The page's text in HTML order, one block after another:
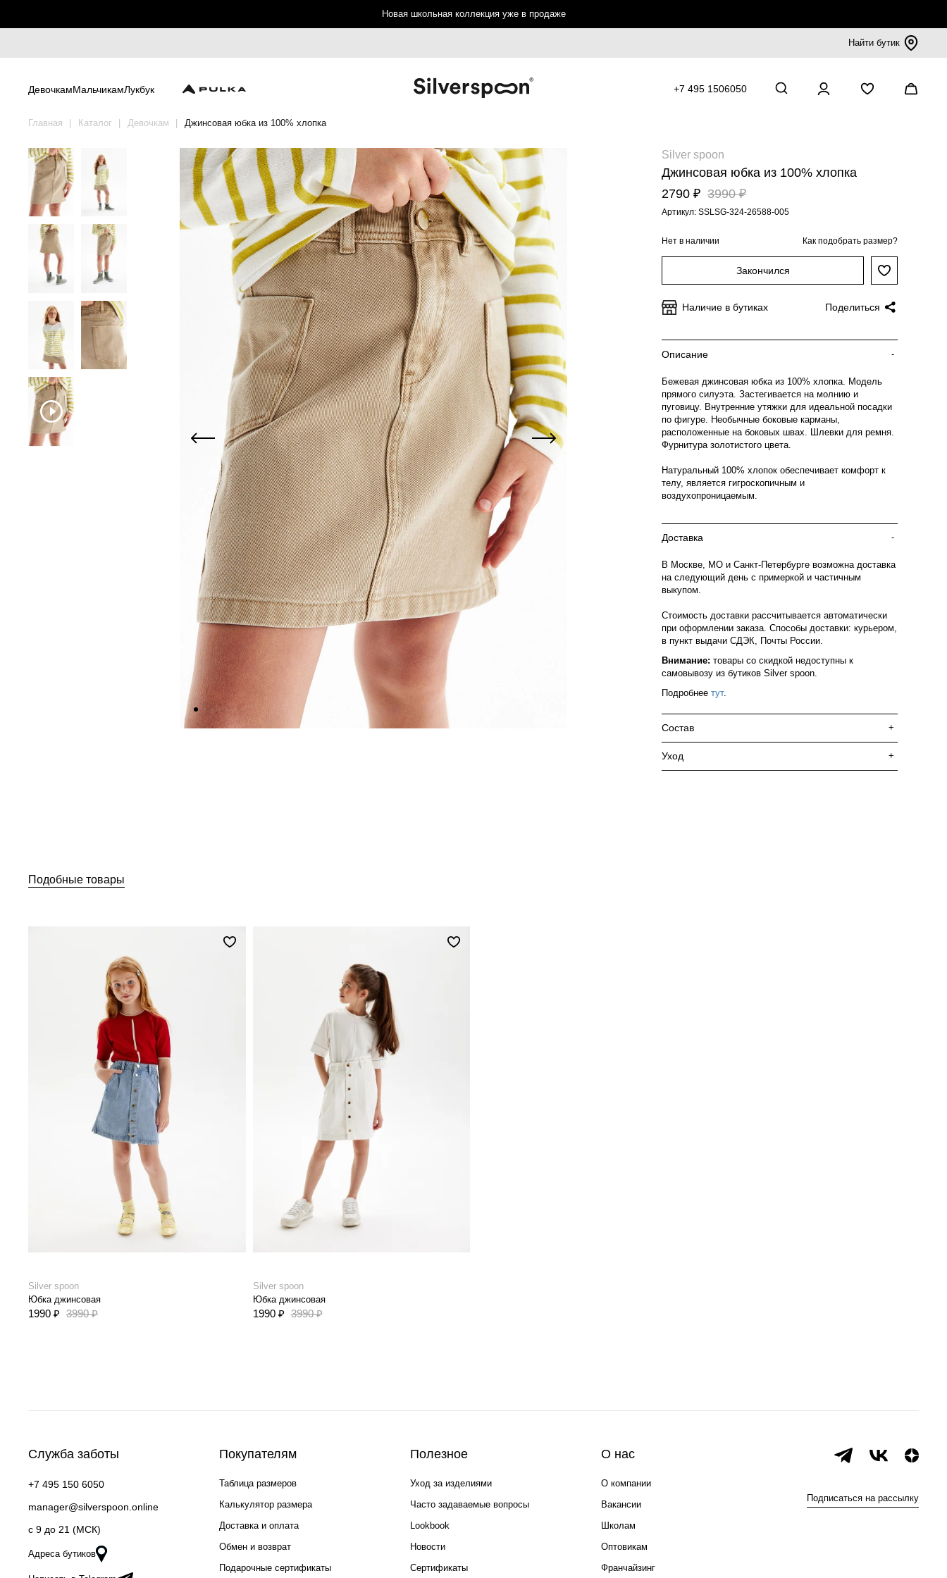
Новая школьная коллекция уже в продаже
Найти бутик
ДевочкамМальчикамЛукбук +7 495 1506050
Главная Каталог Девочкам Джинсовая юбка из 100% хлопка
Silver spoon
Джинсовая юбка из 100% хлопка
2790 ₽ 3990 ₽
Артикул: SSLSG-324-26588-005
Нет в наличии Как подобрать размер?
Закончился
Наличие в бутиках Поделиться
Описание -
Бежевая джинсовая юбка из 100% хлопка. Модель
прямого силуэта. Застегивается на молнию и
пуговицу. Внутренние утяжки для идеальной посадки
по фигуре. Необычные боковые карманы,
расположенные на боковых швах. Шлевки для ремня.
Фурнитура золотистого цвета.
Натуральный 100% хлопок обеспечивает комфорт к
телу, является гигроскопичным и
воздухопроницаемым.
Доставка -
В Москве, МО и Санкт-Петербурге возможна доставка
на следующий день с примеркой и частичным
выкупом.
Стоимость доставки рассчитывается автоматически
при оформлении заказа. Способы доставки: курьером,
в пункт выдачи СДЭК, Почты России.
Внимание: товары со скидкой недоступны к
самовывозу из бутиков Silver spoon.
Подробнее тут.
Состав +
Уход +
Подобные товары
Silver spoon
Юбка джинсовая
1990 ₽ 3990 ₽
Silver spoon
Юбка джинсовая
1990 ₽ 3990 ₽
Служба заботы
+7 495 150 6050
manager@silverspoon.online
c 9 до 21 (МСК)
Адреса бутиков
Покупателям
Таблица размеров
Калькулятор размера
Доставка и оплата
Обмен и возврат
Подарочные сертификаты
Полезное
Уход за изделиями
Часто задаваемые вопросы
Lookbook
Новости
Сертификаты
О нас
О компании
Вакансии
Школам
Оптовикам
Франчайзинг
Подписаться на рассылку